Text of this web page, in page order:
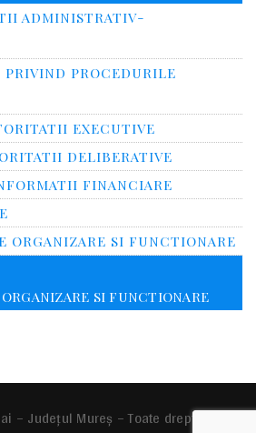
ADMINISTRATIV-
PRIVIND PROCEDURILE
EXECUTIVE
DELIBERATIVE
FINANCIARE
ORGANIZARE SI FUNCTIONARE
SI FUNCTIONARE
– Județul Mureș – Toate drepturile